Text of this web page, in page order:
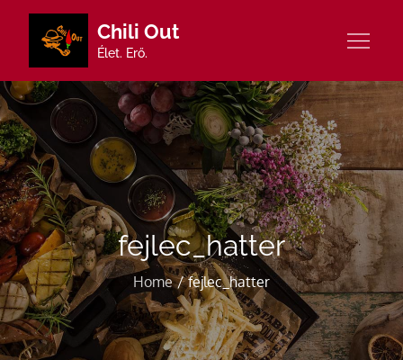
Chili Out
Élet. Erő.
fejlec_hatter
Home fejlec_hatter